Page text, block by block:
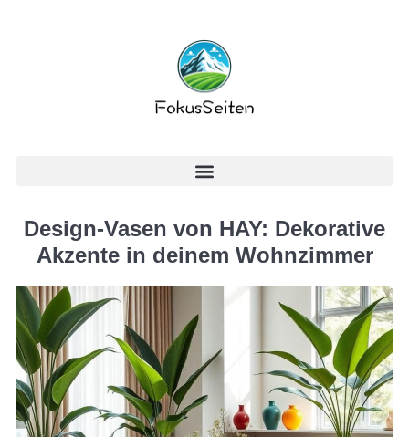
Design-Vasen von HAY: Dekorative
Akzente in deinem Wohnzimmer